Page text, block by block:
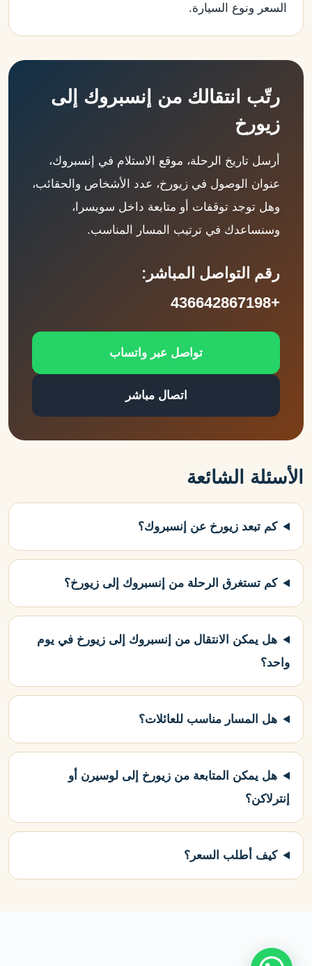
السعر ونوع السيارة.
رتّب انتقالك من إنسبروك إلى
زيورخ
أرسل تاريخ الرحلة، موقع الاستلام في إنسبروك،
عنوان الوصول في زيورخ، عدد الأشخاص والحقائب،
وهل توجد توقفات أو متابعة داخل سويسرا،
وسنساعدك في ترتيب المسار المناسب.
رقم التواصل المباشر:
+436642867198
تواصل عبر واتساب
اتصال مباشر
الأسئلة الشائعة
كم تبعد زيورخ عن إنسبروك؟
كم تستغرق الرحلة من إنسبروك إلى زيورخ؟
هل يمكن الانتقال من إنسبروك إلى زيورخ في يوم
واحد؟
هل المسار مناسب للعائلات؟
هل يمكن المتابعة من زيورخ إلى لوسيرن أو
إنترلاكن؟
كيف أطلب السعر؟